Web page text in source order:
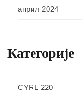
април 2024
Категорије
CYRL 220